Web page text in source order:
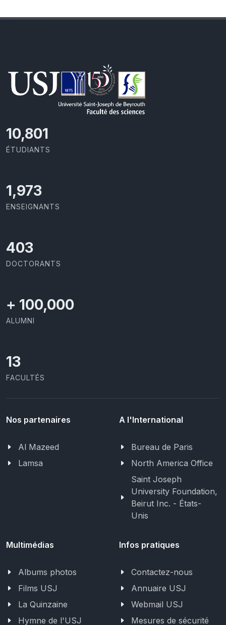
11,418
ÉTUDIANTS
2,086
ENSEIGNANTS
426
DOCTORANTS
+ 100,000
ALUMNI
13
FACULTÉS
Nos partenaires
Al Mazeed
Lamsa
A l'International
Bureau de Paris
North America Office
Saint Joseph
University Foundation,
Beirut Inc. - États-
Unis
Multimédias
Albums photos
Films USJ
La Quinzaine
Hymne de l'USJ
Infos pratiques
Contactez-nous
Annuaire USJ
Webmail USJ
Mesures de sécurité